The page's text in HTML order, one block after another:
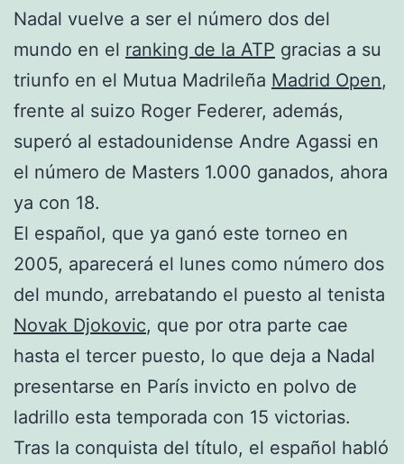
Nadal vuelve a ser el número dos del
mundo en el ranking de la ATP gracias a su
triunfo en el Mutua Madrileña Madrid Open,
frente al suizo Roger Federer, además,
superó al estadounidense Andre Agassi en
el número de Masters 1.000 ganados, ahora
ya con 18.
El español, que ya ganó este torneo en
2005, aparecerá el lunes como número dos
del mundo, arrebatando el puesto al tenista
Novak Djokovic, que por otra parte cae
hasta el tercer puesto, lo que deja a Nadal
presentarse en París invicto en polvo de
ladrillo esta temporada con 15 victorias.
Tras la conquista del título, el español habló